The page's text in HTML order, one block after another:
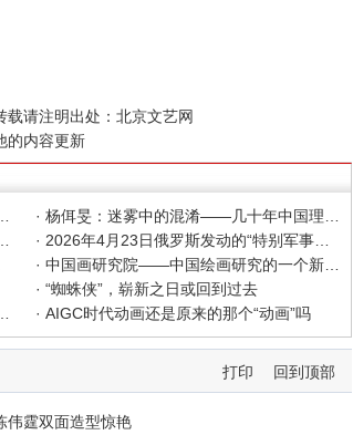
请注明出处： 北京文艺网
的内容更新
· 2026年4月23日俄罗斯发动的“特别军事行动”已进入第5个年头，俄乌局势最新综述
· 中国画研究院——中国绘画研究的一个新开篇
· “蜘蛛侠”，崭新之日或回到过去
· AIGC时代动画还是原来的那个“动画”吗
打印 回到顶部
伟霆双面造型惊艳